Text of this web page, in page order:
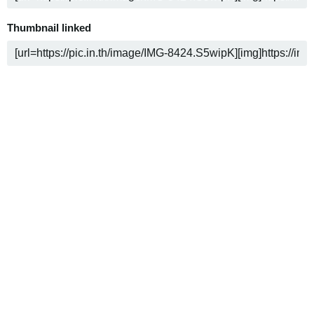
Thumbnail linked